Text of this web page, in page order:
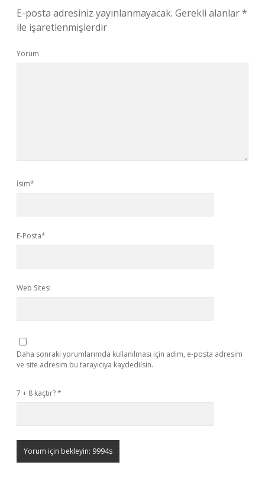
E-posta adresiniz yayınlanmayacak. Gerekli alanlar*
ile işaretlenmişlerdir
Yorum
İsim*
E-Posta*
Web Sitesi
Daha sonraki yorumlarımda kullanılması için adım, e-posta adresim
ve site adresim bu tarayıcıya kaydedilsin.
7 + 8 kaçtır?*